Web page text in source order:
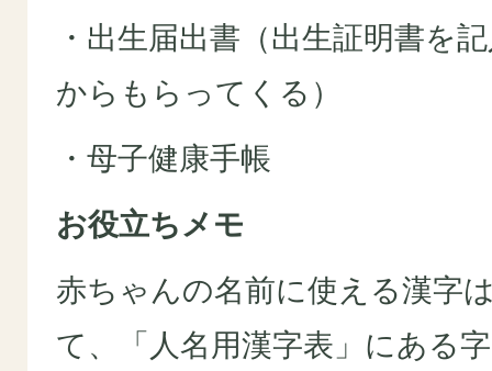
・出生届出書（出生証明書を
からもらってくる）
・母子健康手帳
お役立ちメモ
赤ちゃんの名前に使える漢字
て、「人名用漢字表」にある